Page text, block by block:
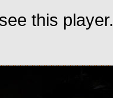
this player.